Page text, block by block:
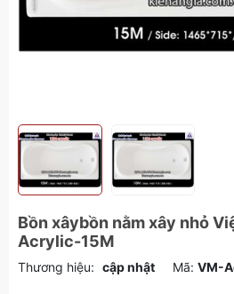
Bồn xâybồn nằm xây nhỏ
Acrylic-15M
Thương hiệu: cập nhật Mã: VM-